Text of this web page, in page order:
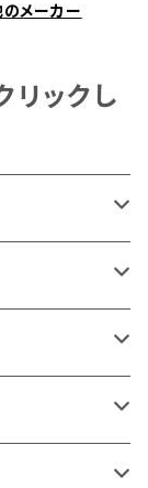
メーカー
ックし